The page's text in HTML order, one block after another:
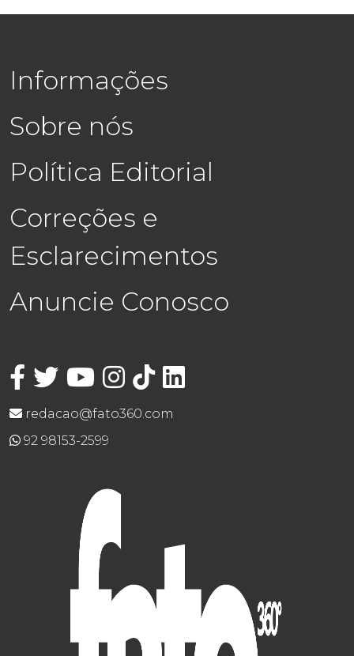
Informações
Sobre nós
Política Editorial
Correções e
Esclarecimentos
Anuncie Conosco
redacao@fato360.com
92 98153-2599